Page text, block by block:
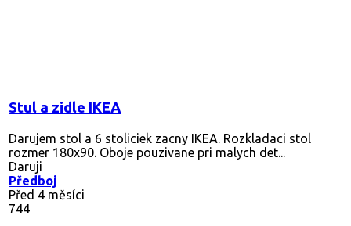
Stul a zidle IKEA
Darujem stol a 6 stoliciek zacny IKEA. Rozkladaci stol
rozmer 180x90. Oboje pouzivane pri malych det...
Daruji
Předboj
Před 4 měsíci
744